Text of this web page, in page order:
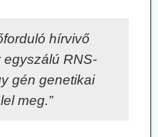
hírvivő
egyszálú RNS-
gén genetikai
meg.”